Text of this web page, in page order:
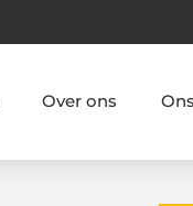
Over ons